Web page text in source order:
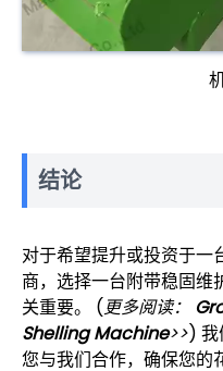
结论
对于希望提升或投资于一
商，选择一台附带稳固维
关重要。 (更多阅读：
Shelling Machine>>)
您与我们合作，确保您的